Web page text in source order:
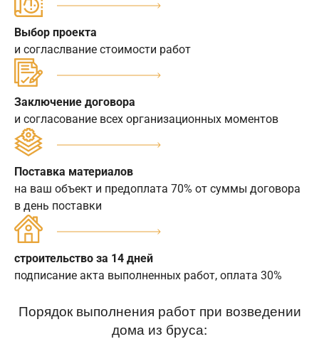
Выбор проекта
и согласлвание стоимости работ
Заключение договора
и согласование всех организационных моментов
Поставка материалов
на ваш объект и предоплата 70% от суммы договора
в день поставки
строительство за 14 дней
подписание акта выполненных работ, оплата 30%
Порядок выполнения работ при возведении
дома из бруса: